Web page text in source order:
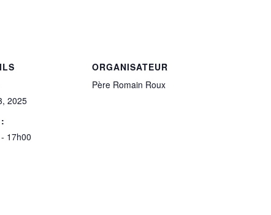
2025
17h00
ORGANISATEUR
Père Romain Roux